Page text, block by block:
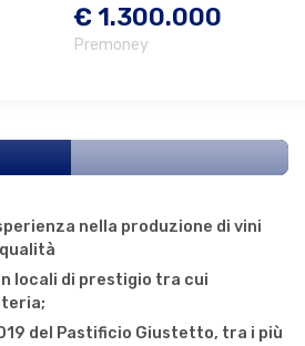
€ 1.300.000
Premoney
nella produzione di vini
locali di prestigio tra cui
del Pastificio Giustetto, tra i più